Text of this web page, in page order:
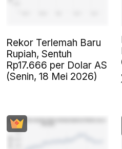
Rekor Terlemah Baru
Rupiah, Sentuh
Rp17.666 per Dolar AS
(Senin, 18 Mei 2026)